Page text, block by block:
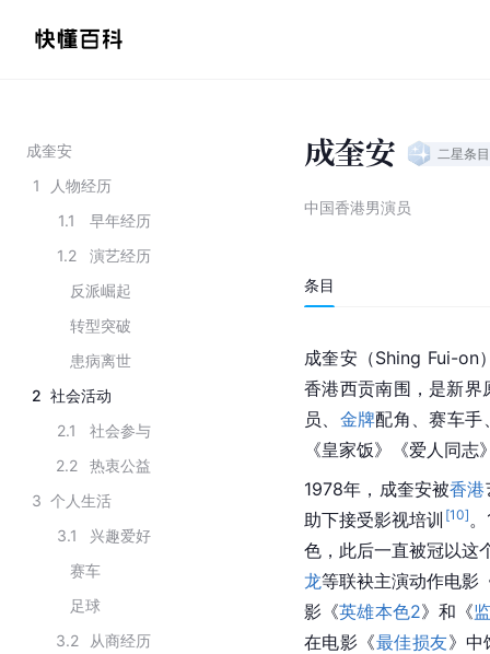
成奎安
1
人物经历
1.1
早年经历
1.2
演艺经历
反派崛起
转型突破
患病离世
2 社会活动
2.1
社会参与
2.2
热衷公益
3 个人生活
3.1
兴趣爱好
赛车
足球
3.2
从商经历
成奎安 二星条目
中国香港男演员
条目
成奎安（Shing Fui-on
香港西贡南围，是新
员、 金牌配角、赛车手
《皇家饭》《爱人同志
1978年，成奎安被香港
助下接受影视培训 [10]
色，此后一直被冠以这
龙等联袂主演动作电影
影《英雄本色2》和《
在电影《最佳损友》中